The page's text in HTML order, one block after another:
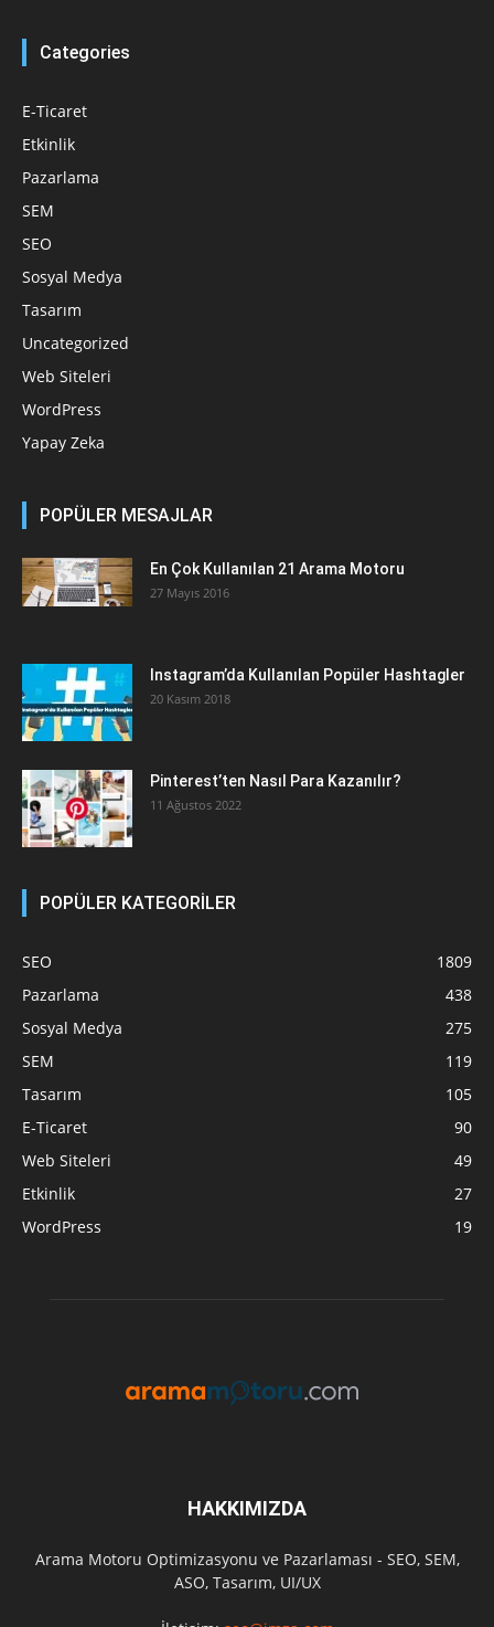
Categories
E-Ticaret
Etkinlik
Pazarlama
SEM
SEO
Sosyal Medya
Tasarım
Uncategorized
Web Siteleri
WordPress
Yapay Zeka
POPÜLER MESAJLAR
En Çok Kullanılan 21 Arama Motoru
27 Mayıs 2016
Instagram’da Kullanılan Popüler Hashtagler
20 Kasım 2018
Pinterest’ten Nasıl Para Kazanılır?
11 Ağustos 2022
POPÜLER KATEGORİLER
SEO
1809
Pazarlama
438
Sosyal Medya
275
SEM
119
Tasarım
105
E-Ticaret
90
Web Siteleri
49
Etkinlik
27
WordPress
19
HAKKIMIZDA
Arama Motoru Optimizasyonu ve Pazarlaması - SEO, SEM,
ASO, Tasarım, UI/UX